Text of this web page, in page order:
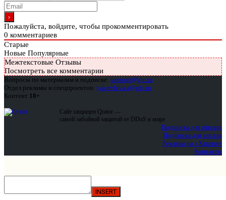
Пожалуйста, войдите, чтобы прокомментировать
0 комментариев
Старые
Новые Популярные
Межтекстовые Отзывы
Посмотреть все комментарии
Вопросы по материалам и подписке: support@glc.ru
Отдел рекламы и спецпроектов: yakovleva.a@glc.ru
Контент 18+
Сайт защищен Qrator —
самой забойной защитой от DDoS в мире
Подписка для физлиц
Подписка для юрлиц
Реклама на «Хакере»
Контакты
INSERT